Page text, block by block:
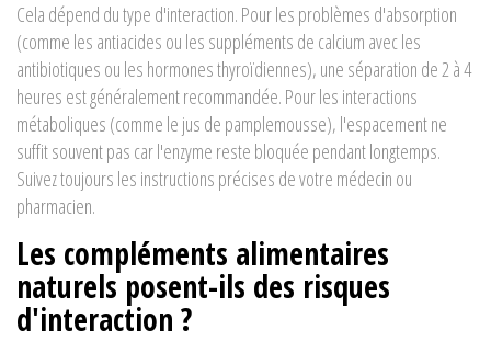
Cela dépend du type d'interaction. Pour les problèmes d'absorption
(comme les antiacides ou les suppléments de calcium avec les
antibiotiques ou les hormones thyroïdiennes), une séparation de 2 à 4
heures est généralement recommandée. Pour les interactions
métaboliques (comme le jus de pamplemousse), l'espacement ne
suffit souvent pas car l'enzyme reste bloquée pendant longtemps.
Suivez toujours les instructions précises de votre médecin ou
pharmacien.
Les compléments alimentaires
naturels posent-ils des risques
d'interaction ?